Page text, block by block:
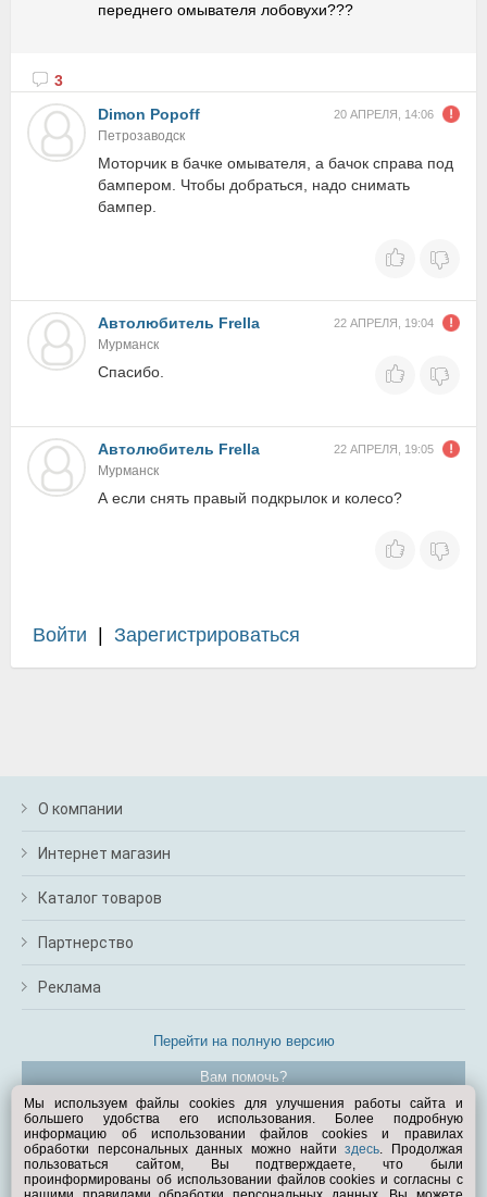
переднего омывателя лобовухи???
3
Dimon Popoff
20 АПРЕЛЯ, 14:06
Петрозаводск
Моторчик в бачке омывателя, а бачок справа под
бампером. Чтобы добраться, надо снимать
бампер.
Автолюбитель Frella 22 АПРЕЛЯ, 19:04
Мурманск
Спасибо.
Автолюбитель Frella 22 АПРЕЛЯ, 19:05
Мурманск
А если снять правый подкрылок и колесо?
Войти Зарегистрироваться
О компании
Интернет магазин
Каталог товаров
Партнерство
Реклама
Перейти на полную версию
Вам помочь?
© Exist.ru 1998—2026
Мы используем файлы cookies для улучшения работы сайта и
большего удобства его использования. Более подробную
информацию об использовании файлов cookies и правилах
обработки персональных данных можно найтиздесь. Продолжая
пользоваться сайтом, Вы подтверждаете, что были
проинформированы об использовании файлов cookies и согласны с